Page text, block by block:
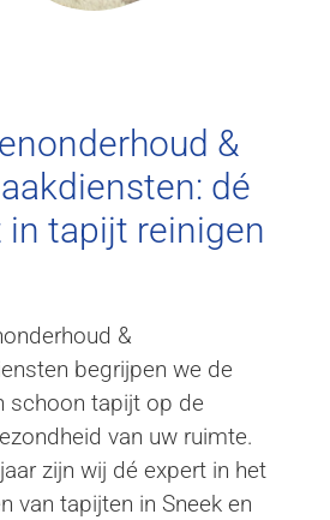
&
dé
in tapijt reinigen
&
begrijpen we de
schoon tapijt op de
van uw ruimte.
zijn wij dé expert in het
van tapijten in Sneek en